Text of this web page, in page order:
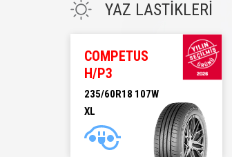
YAZ LASTİKLERİ
COMPETUS
H/P3
235/60R18 107W
XL